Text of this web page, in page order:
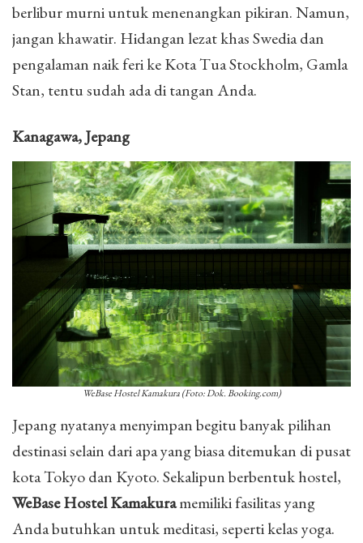
berlibur murni untuk menenangkan pikiran. Namun,
jangan khawatir. Hidangan lezat khas Swedia dan
pengalaman naik feri ke Kota Tua Stockholm, Gamla
Stan, tentu sudah ada di tangan Anda.
Kanagawa, Jepang
WeBase Hostel Kamakura (Foto: Dok. Booking.com)
Jepang nyatanya menyimpan begitu banyak pilihan
destinasi selain dari apa yang biasa ditemukan di pusat
kota Tokyo dan Kyoto. Sekalipun berbentuk hostel,
WeBase Hostel Kamakuramemiliki fasilitas yang
Anda butuhkan untuk meditasi, seperti kelas yoga.